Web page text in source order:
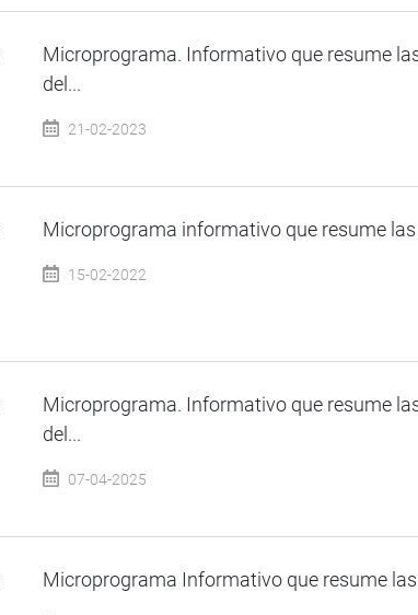
Microprograma. Informativo que resume
del...
21-02-2023
Microprograma informativo que resume
15-02-2022
Microprograma. Informativo que resume
del...
07-04-2025
Microprograma Informativo que resume